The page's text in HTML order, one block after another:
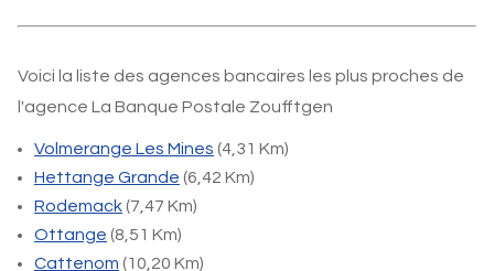
Voici la liste des agences bancaires les plus proches de
l'agence La Banque Postale Zoufftgen
Volmerange Les Mines (4,31 Km)
Hettange Grande (6,42 Km)
Rodemack(7,47 Km)
Ottange (8,51 Km)
Cattenom (10,20 Km)